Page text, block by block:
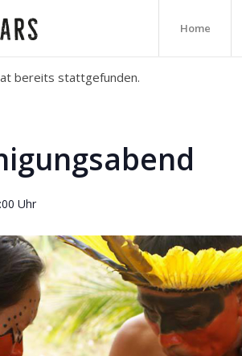
Home
bereits stattgefunden.
Uhr